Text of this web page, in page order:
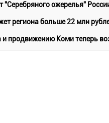
ожерелья"
региона больше 22 млн
и продвижению Коми теперь